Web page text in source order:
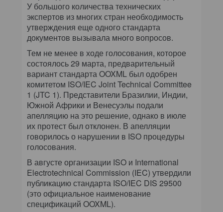
У большого количества технических
экспертов из многих стран необходимость
утверждения еще одного стандарта
документов вызывала много вопросов.
Тем не менее в ходе голосования, которое
состоялось 29 марта, предварительный
вариант стандарта OOXML был одобрен
комитетом ISO/IEC Joint Technical Committee
1 (JTC 1). Представители Бразилии, Индии,
Южной Африки и Венесуэлы подали
апелляцию на это решение, однако в июле
их протест был отклонен. В апелляции
говорилось о нарушении в ISO процедуры
голосования.
В августе организации ISO и International
Electrotechnical Commission (IEC) утвердили
публикацию стандарта ISO/IEC DIS 29500
(это официальное наименование
спецификаций OOXML).